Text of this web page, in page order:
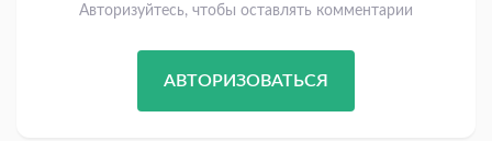
Авторизуйтесь, чтобы оставлять комментарии
АВТОРИЗОВАТЬСЯ